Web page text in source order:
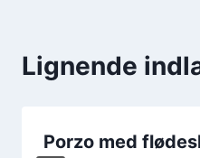
Lignende
Porzo med